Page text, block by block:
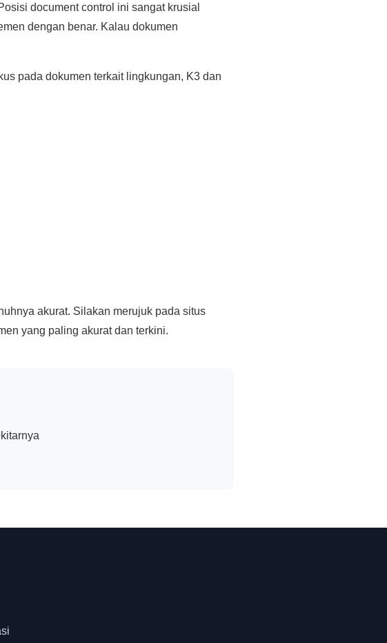
document control ini sangat krusial
dengan benar. Kalau dokumen
pada dokumen terkait lingkungan, K3 dan
akurat. Silakan merujuk pada situs
yang paling akurat dan terkini.